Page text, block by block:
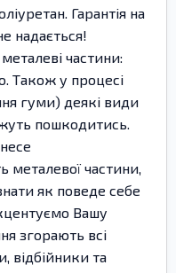
Гарантія на
надається!
частини:
Також у процесі
гуми) деякі види
пошкодитись.
металевої частини,
як поведе себе
Вашу
згорають всі
відбійники та